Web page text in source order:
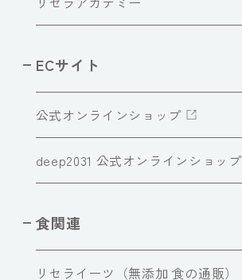
ECサイト
公式オンラインショップ
deep2031 公式オンラインショップ
食関連
リセライーツ（無添加 食の通販）